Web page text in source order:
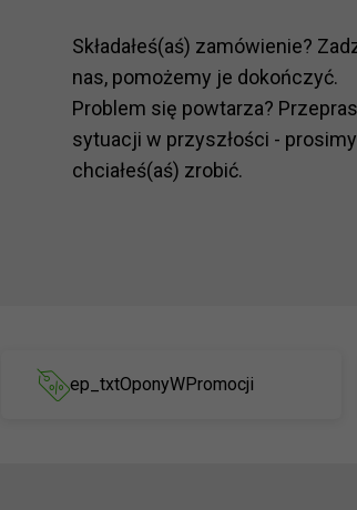
Składałeś(aś) zamówienie?
nas, pomożemy je dokończyć.
Problem się powtarza?
sytuacji w przyszłości -
chciałeś(aś) zrobić.
ep_txtOponyWPromocji